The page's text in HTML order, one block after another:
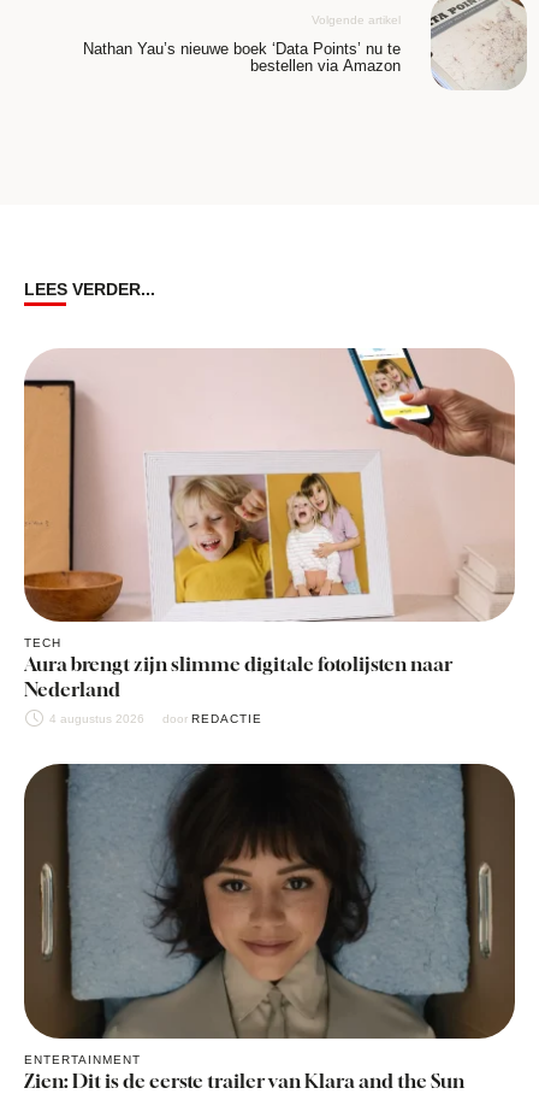
Volgende artikel
Nathan Yau’s nieuwe boek ‘Data Points’ nu te
bestellen via Amazon
LEES VERDER...
TECH
Aura brengt zijn slimme digitale fotolijsten naar
Nederland
4 augustus 2026 door REDACTIE
ENTERTAINMENT
Zien: Dit is de eerste trailer van Klara and the Sun